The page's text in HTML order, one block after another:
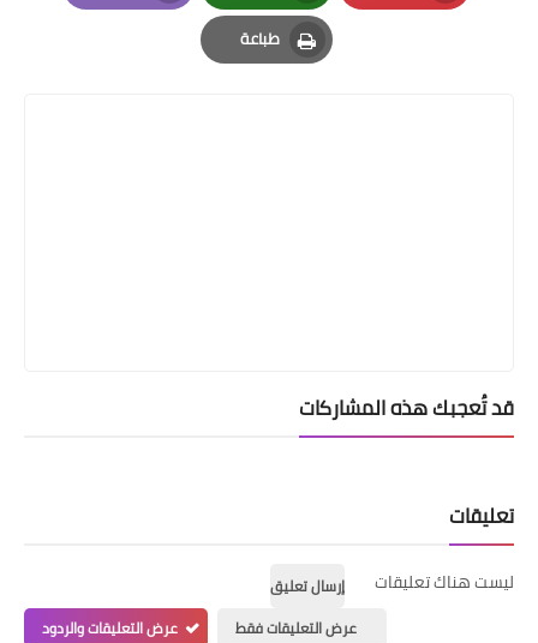
Pinterest
Whatsapp
Email
طباعة
Print
قد تُعجبك هذه المشاركات
تعليقات
ليست هناك تعليقات
إرسال تعليق
عرض التعليقات فقط
عرض التعليقات والردود